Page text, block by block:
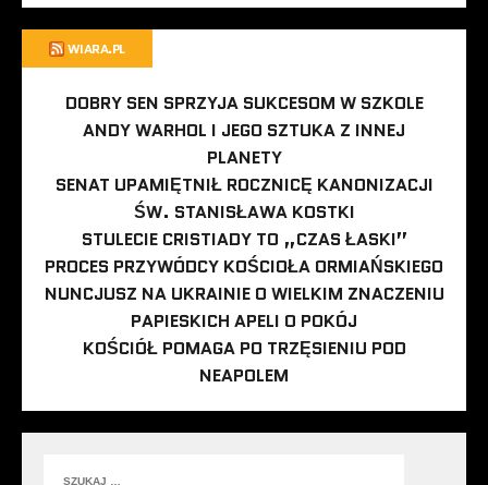
WIARA.PL
DOBRY SEN SPRZYJA SUKCESOM W SZKOLE
ANDY WARHOL I JEGO SZTUKA Z INNEJ
PLANETY
SENAT UPAMIĘTNIŁ ROCZNICĘ KANONIZACJI
ŚW. STANISŁAWA KOSTKI
STULECIE CRISTIADY TO „CZAS ŁASKI”
PROCES PRZYWÓDCY KOŚCIOŁA ORMIAŃSKIEGO
NUNCJUSZ NA UKRAINIE O WIELKIM ZNACZENIU
PAPIESKICH APELI O POKÓJ
KOŚCIÓŁ POMAGA PO TRZĘSIENIU POD
NEAPOLEM